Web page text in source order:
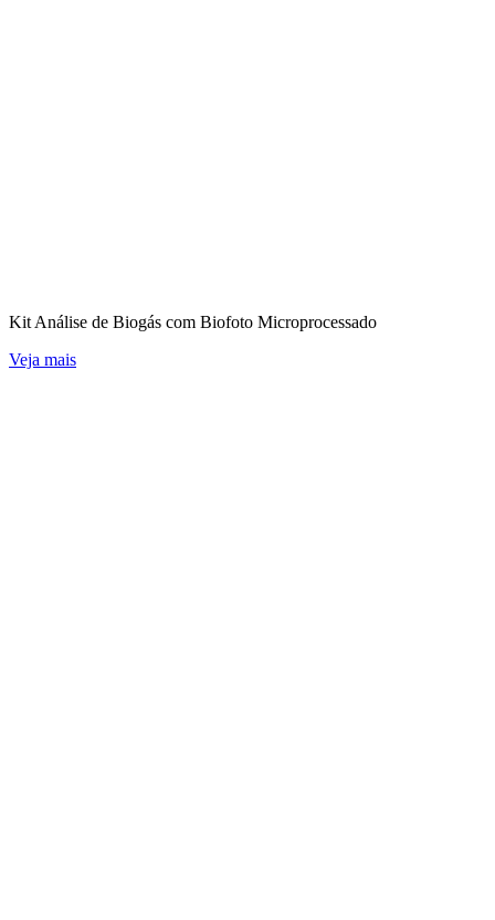
Kit Análise de Biogás com Biofoto Microprocessado
Veja mais